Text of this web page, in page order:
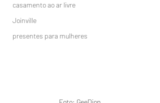
casamento ao ar livre
Joinville
presentes para mulheres